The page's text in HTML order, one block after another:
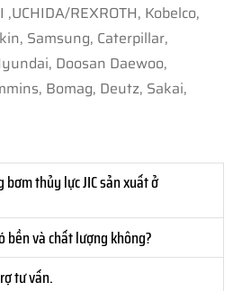
REXROTH, Kobelco,
Samsung, Caterpillar,
Doosan Daewoo,
Bomag, Deutz, Sakai,
thủy lực JIC sản xuất ở
bền và chất lượng không?
tư vấn.